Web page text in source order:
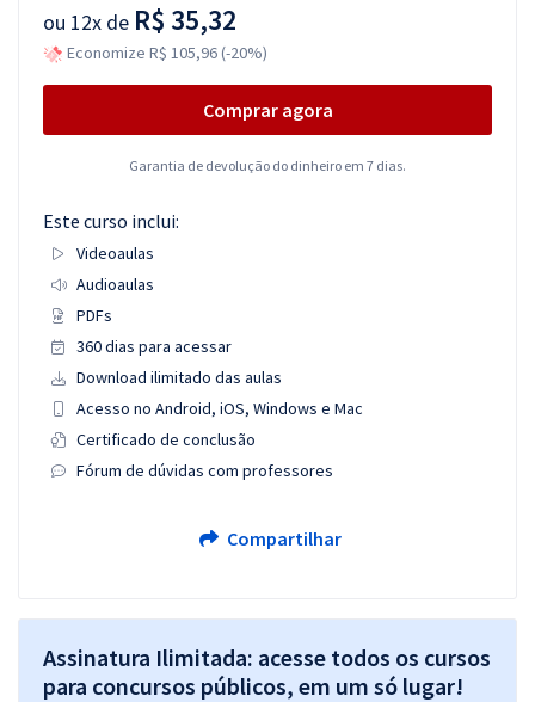
ou 12x de R$ 35,32
Economize R$ 105,96 (-20%)
Comprar agora
Garantia de devolução do dinheiro em 7 dias.
Este curso inclui:
Videoaulas
Audioaulas
PDFs
360 dias para acessar
Download ilimitado das aulas
Acesso no Android, iOS, Windows e Mac
Certificado de conclusão
Fórum de dúvidas com professores
Compartilhar
Assinatura Ilimitada: acesse todos os cursos
para concursos públicos, em um só lugar!